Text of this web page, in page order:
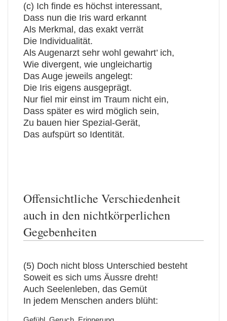
(c) Ich finde es höchst interessant,
Dass nun die Iris ward erkannt
Als Merkmal, das exakt verrät
Die Individualität.
Als Augenarzt sehr wohl gewahrt’ ich,
Wie divergent, wie ungleichartig
Das Auge jeweils angelegt:
Die Iris eigens ausgeprägt.
Nur fiel mir einst im Traum nicht ein,
Dass später es wird möglich sein,
Zu bauen hier Spezial-Gerät,
Das aufspürt so Identität.
Offensichtliche Verschiedenheit
auch in den nichtkörperlichen
Gegebenheiten
(5) Doch nicht bloss Unterschied besteht
Soweit es sich ums Äussre dreht!
Auch Seelenleben, das Gemüt
In jedem Menschen anders blüht: